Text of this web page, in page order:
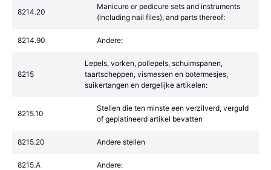
8214.20
Manicure or pedicure sets and instruments
(including nail files), and parts thereof:
8214.90 Andere:
8215
Lepels, vorken, pollepels, schuimspanen,
taartscheppen, vismessen en botermesjes,
suikertangen en dergelijke artikelen:
8215.10
Stellen die ten minste een verzilverd, verguld
of geplatineerd artikel bevatten
8215.20 Andere stellen
8215.A Andere: